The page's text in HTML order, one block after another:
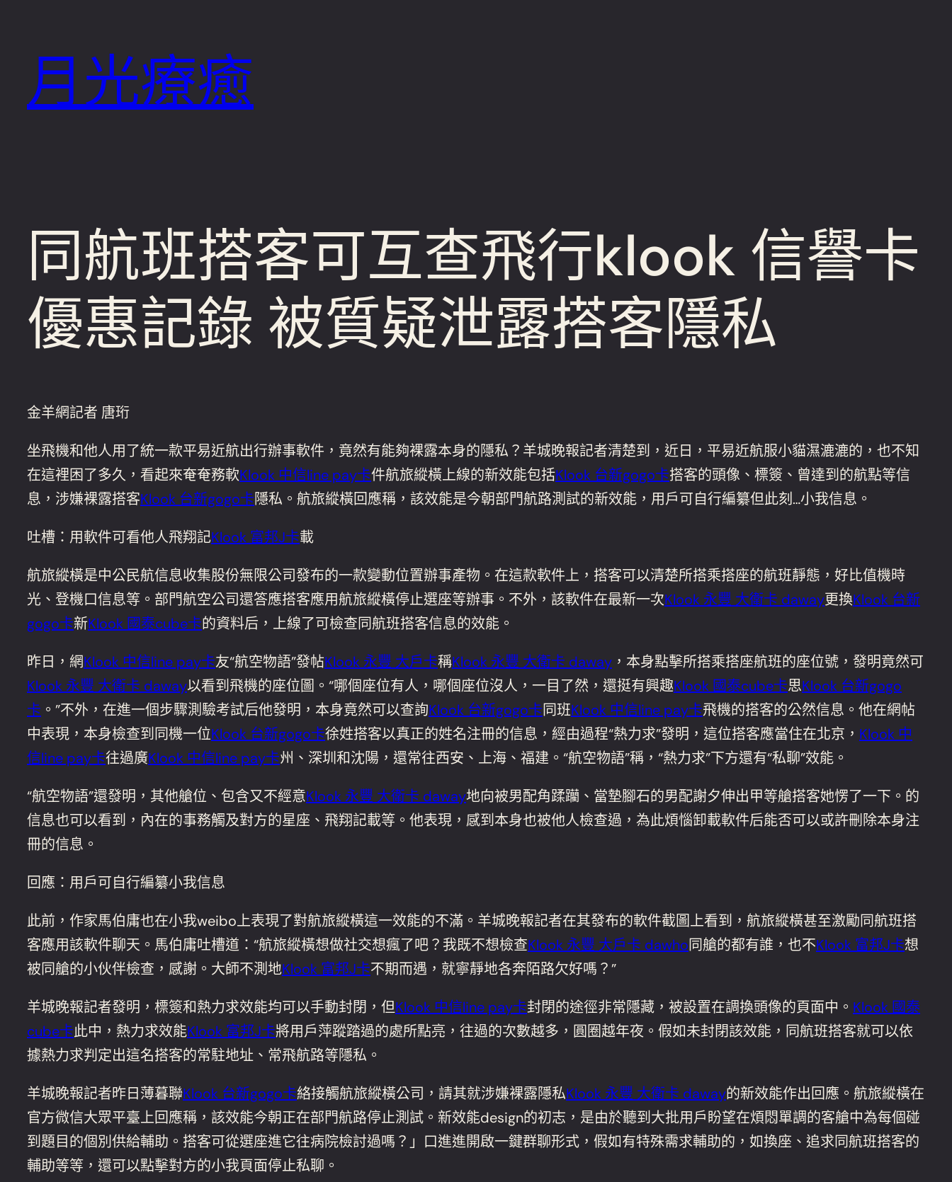
月光療癒
同航班搭客可互查飛行klook 信譽卡
優惠記錄 被質疑泄露搭客隱私
金羊網記者 唐珩
坐飛機和他人用了統一款平易近航出行辦事軟件，竟然有能夠裸露本身的隱私？羊城晚報記者清楚到，近日，平易近航服小貓濕漉漉的，也不知
在這裡困了多久，看起來奄奄務軟Klook 中信line pay卡件航旅縱橫上線的新效能包括Klook 台新gogo卡搭客的頭像、標簽、曾達到的航點等信
息，涉嫌裸露搭客Klook 台新gogo卡隱私。航旅縱橫回應稱，該效能是今朝部門航路測試的新效能，用戶可自行編纂但此刻…小我信息。
吐槽：用軟件可看他人飛翔記Klook 富邦J卡載
航旅縱橫是中公民航信息收集股份無限公司發布的一款變動位置辦事產物。在這款軟件上，搭客可以清楚所搭乘搭座的航班靜態，好比值機時
光、登機口信息等。部門航空公司還答應搭客應用航旅縱橫停止選座等辦事。不外，該軟件在最新一次Klook 永豐 大衛卡 daway更換Klook 台新
gogo卡新Klook 國泰cube卡的資料后，上線了可檢查同航班搭客信息的效能。
昨日，網Klook 中信line pay卡友“航空物語”發帖Klook 永豐 大戶卡稱Klook 永豐 大衛卡 daway ，本身點擊所搭乘搭座航班的座位號，發明竟然可
Klook 永豐 大衛卡 daway以看到飛機的座位圖。“哪個座位有人，哪個座位沒人，一目了然，還挺有興趣Klook 國泰cube卡思Klook 台新gogo
卡 。”不外，在進一個步驟測驗考試后他發明，本身竟然可以查詢Klook 台新gogo卡同班Klook 中信line pay卡飛機的搭客的公然信息。他在網帖
中表現，本身檢查到同機一位Klook 台新gogo卡徐姓搭客以真正的姓名注冊的信息，經由過程“熱力求”發明，這位搭客應當住在北京， Klook 中
信line pay卡往過廣Klook 中信line pay卡州、深圳和沈陽，還常往西安、上海、福建。“航空物語”稱，“熱力求”下方還有“私聊”效能。
“航空物語”還發明，其他艙位、包含又不經意Klook 永豐 大衛卡 daway地向被男配角蹂躪、當墊腳石的男配謝夕伸出甲等艙搭客她愣了一下。的
信息也可以看到，內在的事務觸及對方的星座、飛翔記載等。他表現，感到本身也被他人檢查過，為此煩惱卸載軟件后能否可以或許刪除本身注
冊的信息。
回應：用戶可自行編纂小我信息
此前，作家馬伯庸也在小我weibo上表現了對航旅縱橫這一效能的不滿。羊城晚報記者在其發布的軟件截圖上看到，航旅縱橫甚至激勵同航班搭
客應用該軟件聊天。馬伯庸吐槽道：“航旅縱橫想做社交想瘋了吧？我既不想檢查Klook 永豐 大戶卡 dawho同艙的都有誰，也不Klook 富邦J卡想
被同艙的小伙伴檢查，感謝。大師不測地Klook 富邦J卡不期而遇，就寧靜地各奔陌路欠好嗎？”
羊城晚報記者發明，標簽和熱力求效能均可以手動封閉，但Klook 中信line pay卡封閉的途徑非常隱藏，被設置在調換頭像的頁面中。 Klook 國泰
cube卡此中，熱力求效能Klook 富邦J卡將用戶萍蹤踏過的處所點亮，往過的次數越多，圓圈越年夜。假如未封閉該效能，同航班搭客就可以依
據熱力求判定出這名搭客的常駐地址、常飛航路等隱私。
羊城晚報記者昨日薄暮聯Klook 台新gogo卡絡接觸航旅縱橫公司，請其就涉嫌裸露隱私Klook 永豐 大衛卡 daway的新效能作出回應。航旅縱橫在
官方微信大眾平臺上回應稱，該效能今朝正在部門航路停止測試。新效能design的初志，是由於聽到大批用戶盼望在煩悶單調的客艙中為每個碰
到題目的個別供給輔助。搭客可從選座進它往病院檢討過嗎？」口進進開啟一鍵群聊形式，假如有特殊需求輔助的，如換座、追求同航班搭客的
輔助等等，還可以點擊對方的小我頁面停止私聊。